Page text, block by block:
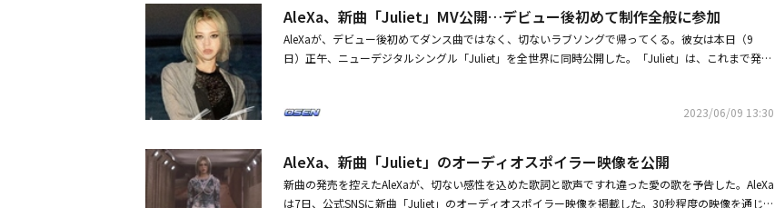
パースターになった。公式Instagramの開設から6日、TikTok開設から7日でフォロワー数100万人を
突破し、世界のファンの関心の高さを確認し、デビューアルバムが予約販売開始13日目に先行注文
数108万枚を突破し、K-POPデビューグループ初のミリオンセラー達成を目前に控えている。初動最
高売上の記録はすでに確実視されている状況だ。人気バラエティ番組tvN「驚きの土曜日」に完全体
れたのも、デビュー前に起きたことだ。正式デビュー後に見せる活躍に世界のファンの期待が集まっ
ている中、彼らは10日に1stミニアルバム「YOUTH IN THE SHADE」を通じて活動を開始した。3月、
「The IDOL BAND : BOY'S BATTLE」で優勝したHi-Fi Un!cornは先月26日、バンドCNBLUEのジョン・
ヨンファがプロデュースした「Over the Rainbow」で日韓同時デビューした。デビュー直後に日本
のiTunesチャートアルバム部門で1位を獲得するなど、世界的な活躍を見せている。8日と9日にFTISL
が歌ではなく、アニメーションのキャラクターとしては、どのような声を披露するのか、期待が集ま
っている。「ゴースト・オブ・ルーイン」は、Web3企業のGALA及びテレビ部門であるGALA FILMの
ウェブサイトを通じて、8月に初公開される予定だ。この他にも、世界中の様々なプラットフォーム
シップを結んだ今作は、ディストピアという空想科学世界の複雑なキャラクターたちに、深みと真実
た。2019年10月にシングル「Bomb」をリリースし、デビューしたAleXaは、K-POPアーティスト初
の「多重宇宙の中のAI（人工知能） 」というコンセプトで注目を集めた。彼女は昨年、米NBCの大
規模オーディション番組「American Song Contest」で優勝して以来、海外にまで活動領域を広げて
された。K-POP界から世界で活躍する3人がそれぞれの想いを語る貴重なインタビュー動画となって
いる。世界で活躍するアーティストにインタビューArt × Artist × Museumあなたにとって、アート
とは？https://o-museum.or.jp/publics/index/1178/大塚国際美術館住所：〒772-0053 徳島県鳴門
AleXa、新曲「Juliet」MV公開…デビュー後初めて制作全般に参加
AleXaが、デビュー後初めてダンス曲ではなく、切ないラブソングで帰ってくる。彼女は本日（9
日）正午、ニューデジタルシングル「Juliet」を全世界に同時公開した。「Juliet」は、これまで発売
は、叶わない愛と悲しい別れをシェイクスピアの戯曲「ロミオとジュリエット」のストーリーになぞ
愛され続けている誰もが知っている恋愛物語だ。AleXaを通じて歌として誕生した「Juliet」は、グロ
ーバル音楽ファンに親しみやすく、且つ新たにアプローチする予定だ。AleXaは歌詞も手掛けた。
「Maybe we weren't meant to be」（もしかしたら私たちは運命じゃなかったかもしれない）、「W
2023/06/09 13:30
AleXa、新曲「Juliet」のオーディオスポイラー映像を公開
新曲の発売を控えたAleXaが、切ない感性を込めた歌詞と歌声ですれ違った愛の歌を予告した。AleXa
は7日、公式SNSに新曲「Juliet」のオーディオスポイラー映像を掲載した。30秒程度の映像を通じ